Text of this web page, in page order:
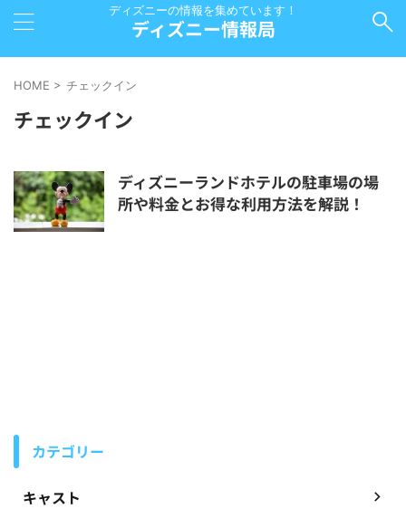
ディズニーの情報を集めています！
ディズニー情報局
HOME > チェックイン
チェックイン
ディズニーランドホテルの駐車場の場
所や料金とお得な利用方法を解説！
カテゴリー
キャスト